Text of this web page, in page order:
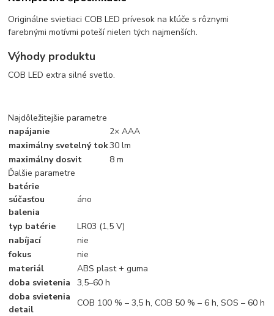
Originálne svietiaci COB LED prívesok na kľúče s rôznymi
farebnými motívmi poteší nielen tých najmenších.
Výhody produktu
COB LED extra silné svetlo.
Najdôležitejšie parametre
napájanie
2× AAA
maximálny svetelný tok30 lm
maximálny dosvit
8 m
Ďalšie parametre
batérie
súčasťou
balenia
áno
typ batérie
LR03 (1,5 V)
nabíjací
nie
fokus
nie
materiál
ABS plast + guma
doba svietenia
3,5–60 h
doba svietenia
detail
COB 100 % – 3,5 h, COB 50 % – 6 h, SOS – 60 h